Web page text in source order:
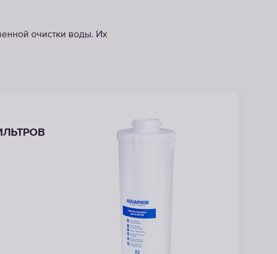
очистки воды. Их